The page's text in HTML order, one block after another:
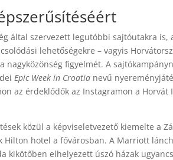
által szervezett legutóbbi sajtóutakra is,
lehetőségekre – vagyis
figyelmét. A
Epic Week in Croatia nevű
az érdeklődők az Instagramon a Horvát
közül a képviseletvezető kiemelte a
hotel a fővárosban. A Marriott
kikötőben elhelyezett úszó házak